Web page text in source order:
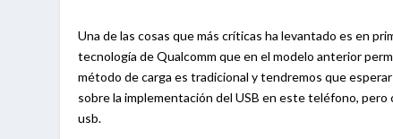
Una de las cosas que más críticas ha levantado es en
tecnología de Qualcomm que en el modelo anterior
método de carga es tradicional y tendremos que
sobre la implementación del USB en este teléfono, pero
usb.